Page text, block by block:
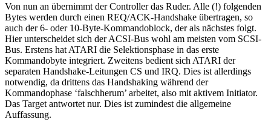
Von nun an übernimmt der Controller das Ruder. Alle (!) folgenden
Bytes werden durch einen REQ/ACK-Handshake übertragen, so
auch der 6- oder 10-Byte-Kommandoblock, der als nächstes folgt.
Hier unterscheidet sich der ACSI-Bus wohl am meisten vom SCSI-
Bus. Erstens hat ATARI die Selektionsphase in das erste
Kommandobyte integriert. Zweitens bedient sich ATARI der
separaten Handshake-Leitungen CS und IRQ. Dies ist allerdings
notwendig, da drittens das Handshaking während der
Kommandophase ‘falschherum’ arbeitet, also mit aktivem Initiator.
Das Target antwortet nur. Dies ist zumindest die allgemeine
Auffassung.